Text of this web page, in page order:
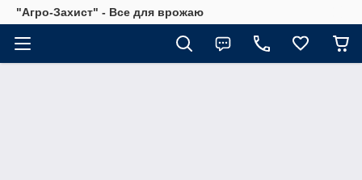
"Агро-Захист" - Все для врожаю